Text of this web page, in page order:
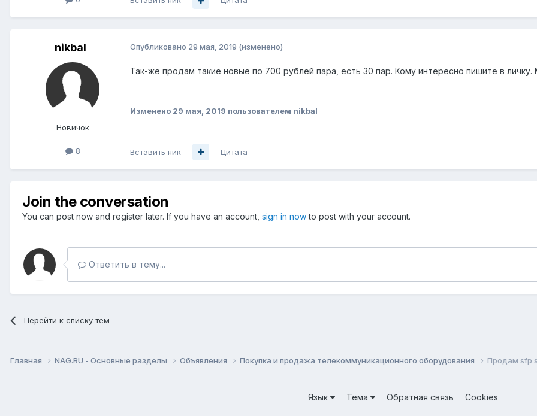
nikbal
Новичок
8
Опубликовано 29 мая, 2019 (изменено)
Так-же продам такие новые по 700 рублей пара, есть 30 пар. Кому интересно пишите в личку.
Изменено 29 мая, 2019 пользователем nikbal
Вставить ник Цитата
Join the conversation
You can post now and register later. If you have an account, sign in nowto post with your account.
Ответить в тему...
Перейти к списку тем
Главная NAG.RU - Основные разделы Объявления Покупка и продажа телекоммуникационного оборудования Продам sfp
Язык Тема Обратная связь
Cookies